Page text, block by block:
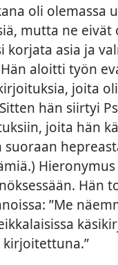
oli olemassa
mutta ne
korjata asia ja
aloitti työn
joita
hän siirtyi
joita hän
Hän
”Me